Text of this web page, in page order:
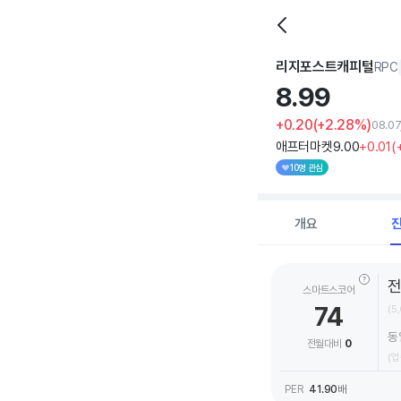
리지포스트캐피털 RPC
8.99
+0.20(+2.28%)
애프터마켓9.00+0.01(
10명 관심
개요
스마트스코어
74
전월대비 0 동
(
PER 41.90배